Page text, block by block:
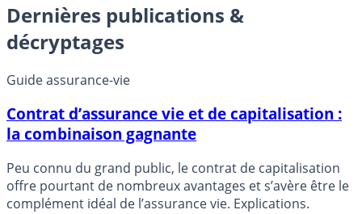
Dernières publications &
décryptages
Guide assurance-vie
Contrat d’assurance vie et de capitalisation :
la combinaison gagnante
Peu connu du grand public, le contrat de capitalisation
offre pourtant de nombreux avantages et s’avère être le
complément idéal de l’assurance vie. Explications.